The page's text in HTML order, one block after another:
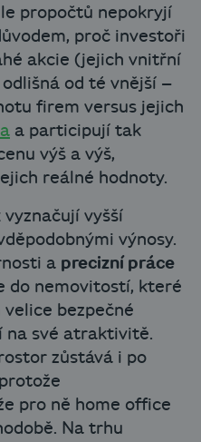
propočtů nepokryjí
proč investoři
akcie (jejich vnitřní
od té vnější –
firem versus jejich
a participují tak
výš a výš,
reálné hodnoty.
vyznačují vyšší
výnosy.
a precizní práce
do nemovitostí, které
bezpečné
na své atraktivitě.
zůstává i po
pro ně home office
Na trhu